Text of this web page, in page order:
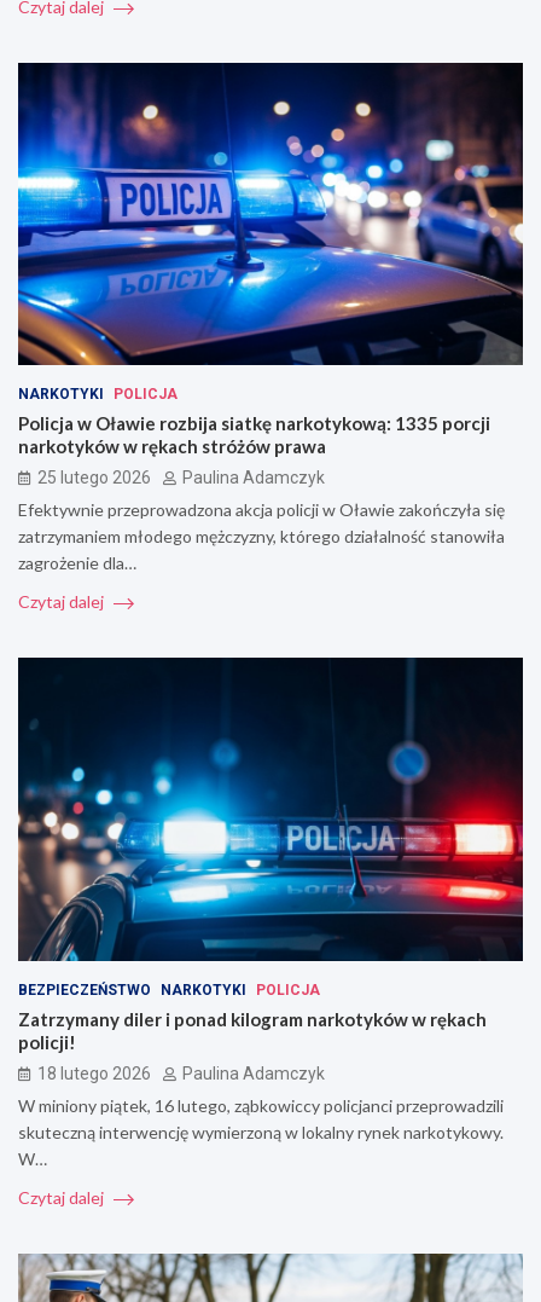
Czytaj dalej
NARKOTYKI POLICJA
Policja w Oławie rozbija siatkę narkotykową: 1335 porcji
narkotyków w rękach stróżów prawa
25 lutego 2026 Paulina Adamczyk
Efektywnie przeprowadzona akcja policji w Oławie zakończyła się
zatrzymaniem młodego mężczyzny, którego działalność stanowiła
zagrożenie dla…
Czytaj dalej
BEZPIECZEŃSTWO NARKOTYKI POLICJA
Zatrzymany diler i ponad kilogram narkotyków w rękach
policji!
18 lutego 2026 Paulina Adamczyk
W miniony piątek, 16 lutego, ząbkowiccy policjanci przeprowadzili
skuteczną interwencję wymierzoną w lokalny rynek narkotykowy.
W…
Czytaj dalej